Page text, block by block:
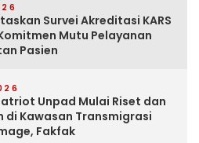
Survei Akreditasi KARS
Mutu Pelayanan
Pasien
Unpad Mulai Riset dan
di Kawasan Transmigrasi
Fakfak